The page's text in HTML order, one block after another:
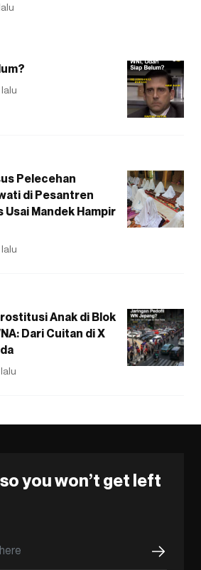
Pelecehan
di Pesantren
Usai Mandek Hampir
Anak di Blok
Dari Cuitan di X
you won’t get left